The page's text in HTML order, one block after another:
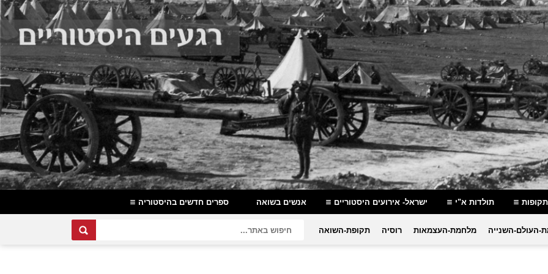
תקופות תולדות א"י ישראל- אירועים היסטוריים אנשים בשואה ספרים חדשים בהיסטוריה
העולם-השנייה מלחמת-העצמאות רוסיה תקופת-השואה